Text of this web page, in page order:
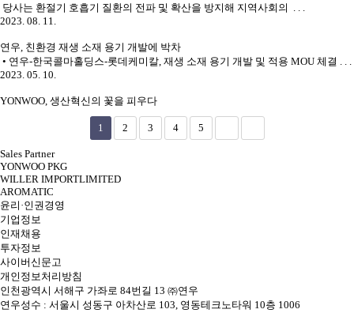
당사는 환절기 호흡기 질환의 전파 및 확산을 방지해 지역사회의 . . .
2023. 08. 11.
연우, 친환경 재생 소재 용기 개발에 박차
• 연우-한국콜마홀딩스-롯데케미칼, 재생 소재 용기 개발 및 적용 MOU 체결 . . .
2023. 05. 10.
YONWOO, 생산혁신의 꽃을 피우다
1 2 3 4 5
Sales Partner
YONWOO PKG
WILLER IMPORTLIMITED
AROMATIC
윤리·인권경영
기업정보
인재채용
투자정보
사이버신문고
개인정보처리방침
인천광역시 서해구 가좌로 84번길 13 ㈜연우
연우성수 : 서울시 성동구 아차산로 103, 영동테크노타워 10층 1006